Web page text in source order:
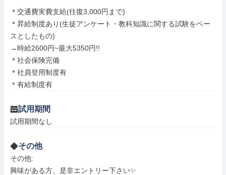
＊交通費実費支給(往復3,000円まで)
＊昇給制度あり(生徒アンケート・教科知識に関する試験をベー
スとしたもの)
→時給2600円~最大5350円!!
＊社会保険完備
＊社員登用制度有
＊有給制度有
試用期間
試用期間なし
その他
その他:
興味がある方、是非エントリー下さい✨